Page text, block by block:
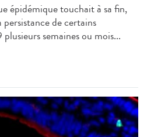
épidémique touchait à sa fin,
de certains
semaines ou mois...